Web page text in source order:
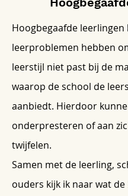
Hoogbegaafde leerlingen
leerproblemen hebben
leerstijl niet past bij de
waarop de school de
aanbiedt. Hierdoor
onderpresteren of aan
twijfelen.
Samen met de leerling,
ouders kijk ik naar wat de